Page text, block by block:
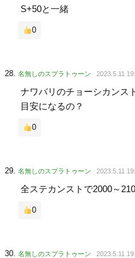
S+50と一緒
0
名無しのスプラトゥーン 2023.5.11
ナワバリのチョーシカンス
目安になるの？
0
名無しのスプラトゥーン 2023.5.11
全ステカンストで2000～
0
名無しのスプラトゥーン 2023.5.11